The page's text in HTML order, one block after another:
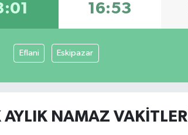
16:53
Eflani Eskipazar
AYLIK NAMAZ VAKITLERI